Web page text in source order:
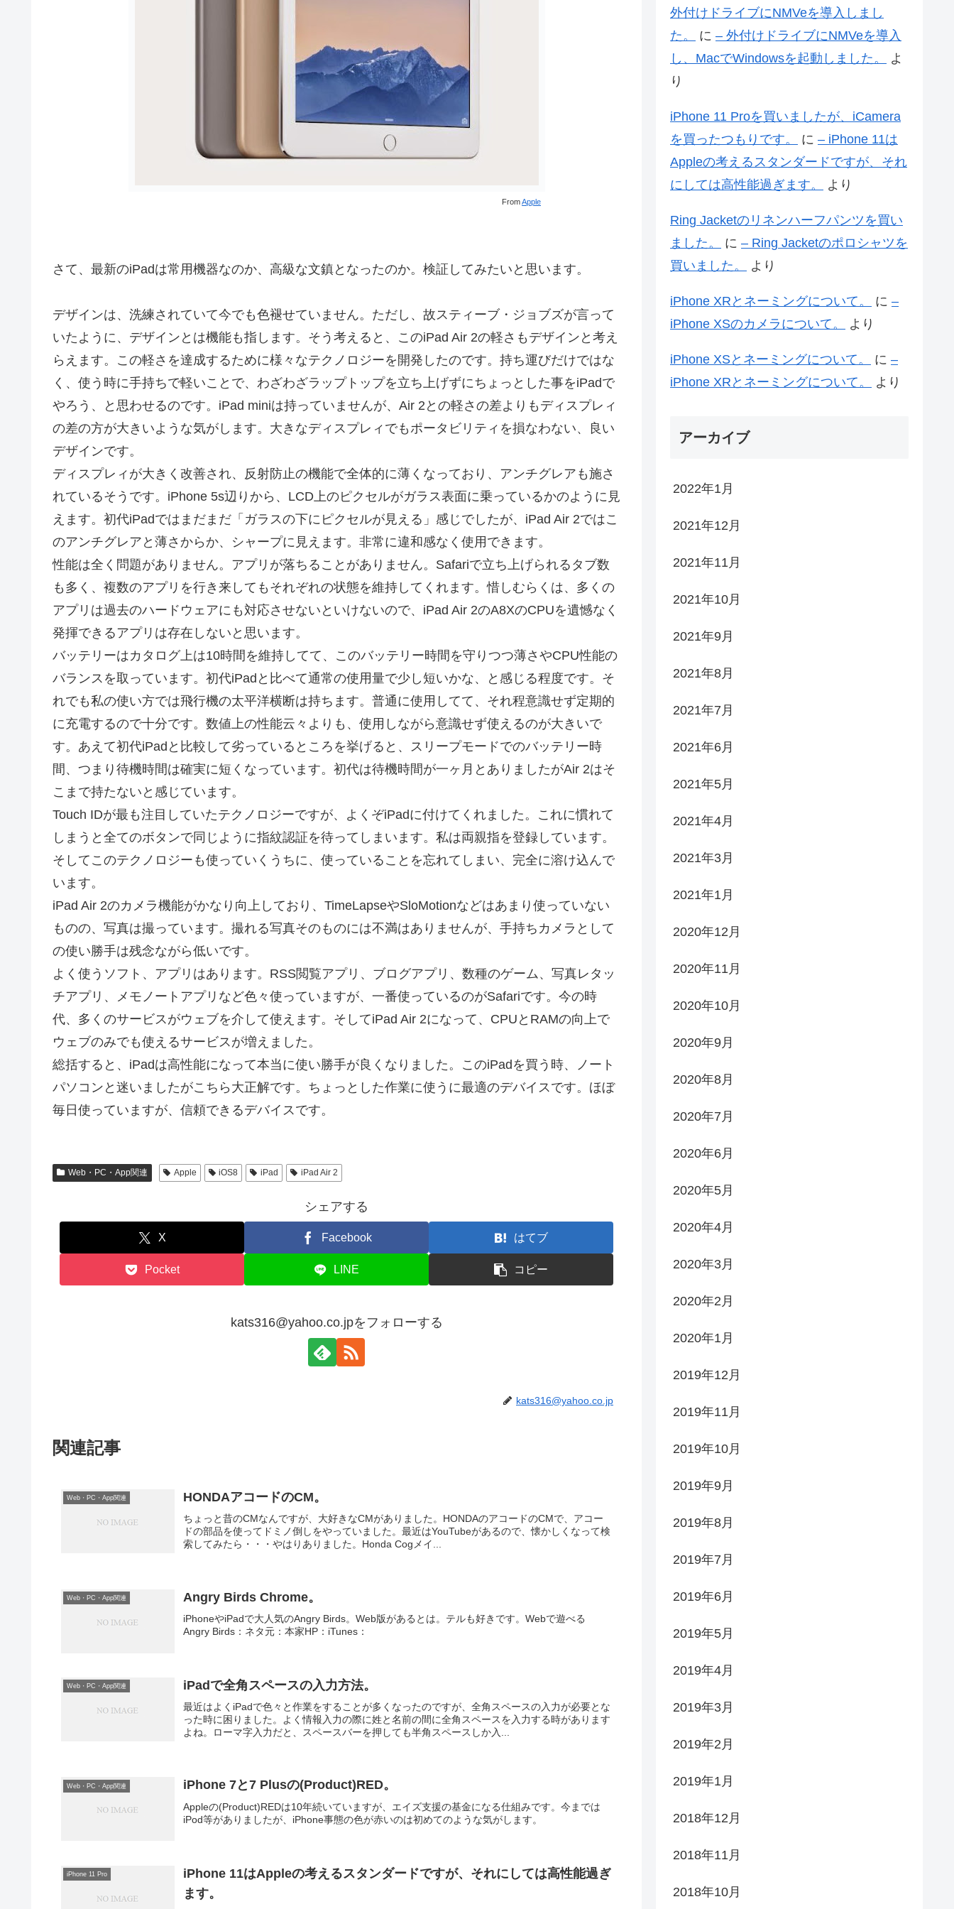
FromApple
さて、最新のiPadは常用機器なのか、高級な文鎮となったのか。検証してみたいと思います。
デザインは、洗練されていて今でも色褪せていません。ただし、故スティーブ・ジョブズが言って
いたように、デザインとは機能も指します。そう考えると、このiPad Air 2の軽さもデザインと考え
らえます。この軽さを達成するために様々なテクノロジーを開発したのです。持ち運びだけではな
く、使う時に手持ちで軽いことで、わざわざラップトップを立ち上げずにちょっとした事をiPadで
やろう、と思わせるのです。iPad miniは持っていませんが、Air 2との軽さの差よりもディスプレィ
の差の方が大きいような気がします。大きなディスプレィでもポータビリティを損なわない、良い
デザインです。
ディスプレィが大きく改善され、反射防止の機能で全体的に薄くなっており、アンチグレアも施さ
れているそうです。iPhone 5s辺りから、LCD上のピクセルがガラス表面に乗っているかのように見
えます。初代iPadではまだまだ「ガラスの下にピクセルが見える」感じでしたが、iPad Air 2ではこ
のアンチグレアと薄さからか、シャープに見えます。非常に違和感なく使用できます。
性能は全く問題がありません。アプリが落ちることがありません。Safariで立ち上げられるタブ数
も多く、複数のアプリを行き来してもそれぞれの状態を維持してくれます。惜しむらくは、多くの
アプリは過去のハードウェアにも対応させないといけないので、iPad Air 2のA8XのCPUを遺憾なく
発揮できるアプリは存在しないと思います。
バッテリーはカタログ上は10時間を維持してて、このバッテリー時間を守りつつ薄さやCPU性能の
バランスを取っています。初代iPadと比べて通常の使用量で少し短いかな、と感じる程度です。そ
れでも私の使い方では飛行機の太平洋横断は持ちます。普通に使用してて、それ程意識せず定期的
に充電するので十分です。数値上の性能云々よりも、使用しながら意識せず使えるのが大きいで
す。あえて初代iPadと比較して劣っているところを挙げると、スリープモードでのバッテリー時
間、つまり待機時間は確実に短くなっています。初代は待機時間が一ヶ月とありましたがAir 2はそ
こまで持たないと感じています。
Touch IDが最も注目していたテクノロジーですが、よくぞiPadに付けてくれました。これに慣れて
しまうと全てのボタンで同じように指紋認証を待ってしまいます。私は両親指を登録しています。
そしてこのテクノロジーも使っていくうちに、使っていることを忘れてしまい、完全に溶け込んで
います。
iPad Air 2のカメラ機能がかなり向上しており、TimeLapseやSloMotionなどはあまり使っていない
ものの、写真は撮っています。撮れる写真そのものには不満はありませんが、手持ちカメラとして
の使い勝手は残念ながら低いです。
よく使うソフト、アプリはあります。RSS閲覧アプリ、ブログアプリ、数種のゲーム、写真レタッ
チアプリ、メモノートアプリなど色々使っていますが、一番使っているのがSafariです。今の時
代、多くのサービスがウェブを介して使えます。そしてiPad Air 2になって、CPUとRAMの向上で
ウェブのみでも使えるサービスが増えました。
総括すると、iPadは高性能になって本当に使い勝手が良くなりました。このiPadを買う時、ノート
パソコンと迷いましたがこちら大正解です。ちょっとした作業に使うに最適のデバイスです。ほぼ
毎日使っていますが、信頼できるデバイスです。
Web・PC・App関連 Apple iOS8 iPad iPad Air 2
シェアする
X Facebook はてブ
Pocket LINE コピー
kats316@yahoo.co.jpをフォローする
kats316@yahoo.co.jp
関連記事
Web・PC・App関連 HONDAアコードのCM。
ちょっと昔のCMなんですが、大好きなCMがありました。HONDAのアコードのCMで、アコー
ドの部品を使ってドミノ倒しをやっていました。最近はYouTubeがあるので、懐かしくなって検
索してみたら・・・やはりありました。Honda Cogメイ...
Web・PC・App関連 Angry Birds Chrome。
iPhoneやiPadで大人気のAngry Birds。Web版があるとは。テルも好きです。Webで遊べる
Angry Birds：ネタ元：本家HP：iTunes：
Web・PC・App関連 iPadで全角スペースの入力方法。
最近はよくiPadで色々と作業をすることが多くなったのですが、全角スペースの入力が必要とな
った時に困りました。よく情報入力の際に姓と名前の間に全角スペースを入力する時があります
よね。ローマ字入力だと、スペースバーを押しても半角スペースしか入...
Web・PC・App関連 iPhone 7と7 Plusの(Product)RED。
Appleの(Product)REDは10年続いていますが、エイズ支援の基金になる仕組みです。今までは
iPod等がありましたが、iPhone事態の色が赤いのは初めてのような気がします。
iPhone 11 Pro
iPhone 11はAppleの考えるスタンダードですが、それにしては高性能過ぎ
ます。
外付けドライブにNMVeを導入しまし
た。
に – 外付けドライブにNMVeを導入
し、MacでWindowsを起動しました。
よ
り
iPhone 11 Proを買いましたが、iCamera
を買ったつもりです。
に – iPhone 11は
Appleの考えるスタンダードですが、それ
にしては高性能過ぎます。
より
Ring Jacketのリネンハーフパンツを買い
ました。
に – Ring Jacketのポロシャツを
買いました。
より
iPhone XRとネーミングについて。 に –
iPhone XSのカメラについて。
より
iPhone XSとネーミングについて。 に –
iPhone XRとネーミングについて。
より
アーカイブ
2022年1月
2021年12月
2021年11月
2021年10月
2021年9月
2021年8月
2021年7月
2021年6月
2021年5月
2021年4月
2021年3月
2021年1月
2020年12月
2020年11月
2020年10月
2020年9月
2020年8月
2020年7月
2020年6月
2020年5月
2020年4月
2020年3月
2020年2月
2020年1月
2019年12月
2019年11月
2019年10月
2019年9月
2019年8月
2019年7月
2019年6月
2019年5月
2019年4月
2019年3月
2019年2月
2019年1月
2018年12月
2018年11月
2018年10月